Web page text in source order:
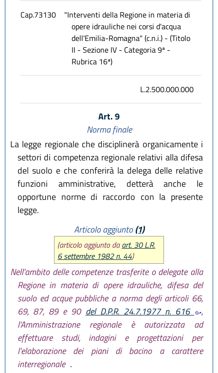
Cap.73130
"Interventi della Regione in materia di
opere idrauliche nei corsi d'acqua
dell'Emilia-Romagna" (c.n.i.) - (Titolo
II - Sezione IV - Categoria 9ª -
Rubrica 16ª)
L.2.500.000.000
Art. 9
Norma finale
La legge regionale che disciplinerà organicamente i
settori di competenza regionale relativi alla difesa
del suolo e che conferirà la delega delle relative
funzioni amministrative, detterà anche le
opportune norme di raccordo con la presente
legge.
Articolo aggiunto (1)
(articolo aggiunto daart. 30 L.R.
6 settembre 1982 n. 44)
Nell'ambito delle competenze trasferite o delegate alla
Regione in materia di opere idrauliche, difesa del
suolo ed acque pubbliche a norma degli articoli 66,
69, 87, 89 e 90 del D.P.R. 24.7.1977 n. 616
,
l'Amministrazione regionale è autorizzata ad
effettuare studi, indagini e progettazioni per
l'elaborazione dei piani di bacino a carattere
interregionale .